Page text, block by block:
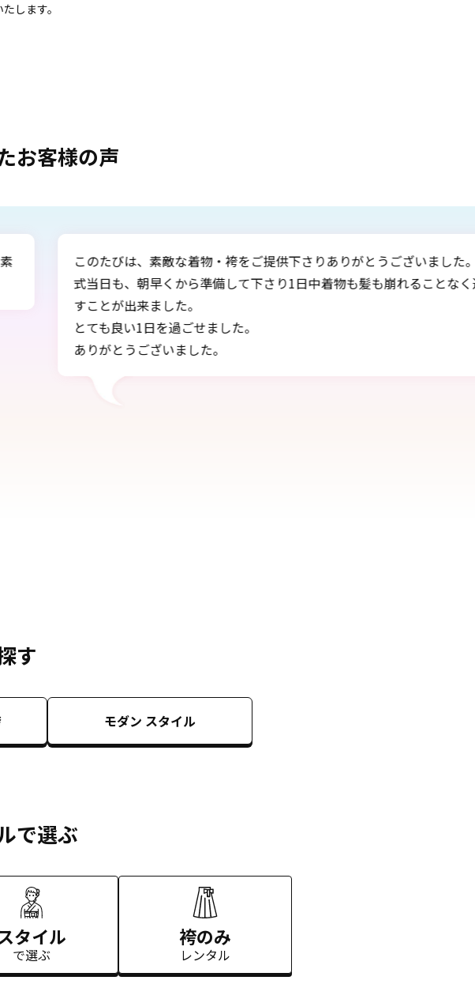
します。
お客様の声
とうございました。
髪も崩れることなく過ご
この度は、娘の卒業式で大変お世話になり
初めての袴姿、とてもきれいに着せていた
着たまま帰らせていただいたことで、祖父
両親も喜んでおりました。
す
モダン スタイル
で選ぶ
タイル
で選ぶ
袴のみ
レンタル